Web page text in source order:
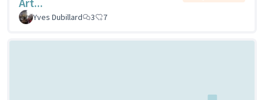
Yves Dubillard 3 7